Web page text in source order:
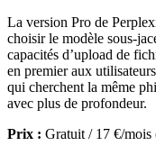
La version Pro de
choisir le modèle sous-
capacités d’upload de
en premier aux
qui cherchent la même
avec plus de profondeur.
Prix : Gratuit / 17 €/mois